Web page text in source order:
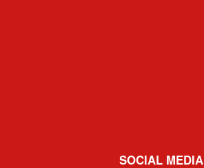
SOCIAL MEDIA